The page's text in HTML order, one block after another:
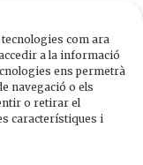
com ara
a la informació
ens permetrà
navegació o els
o retirar el
característiques i
A